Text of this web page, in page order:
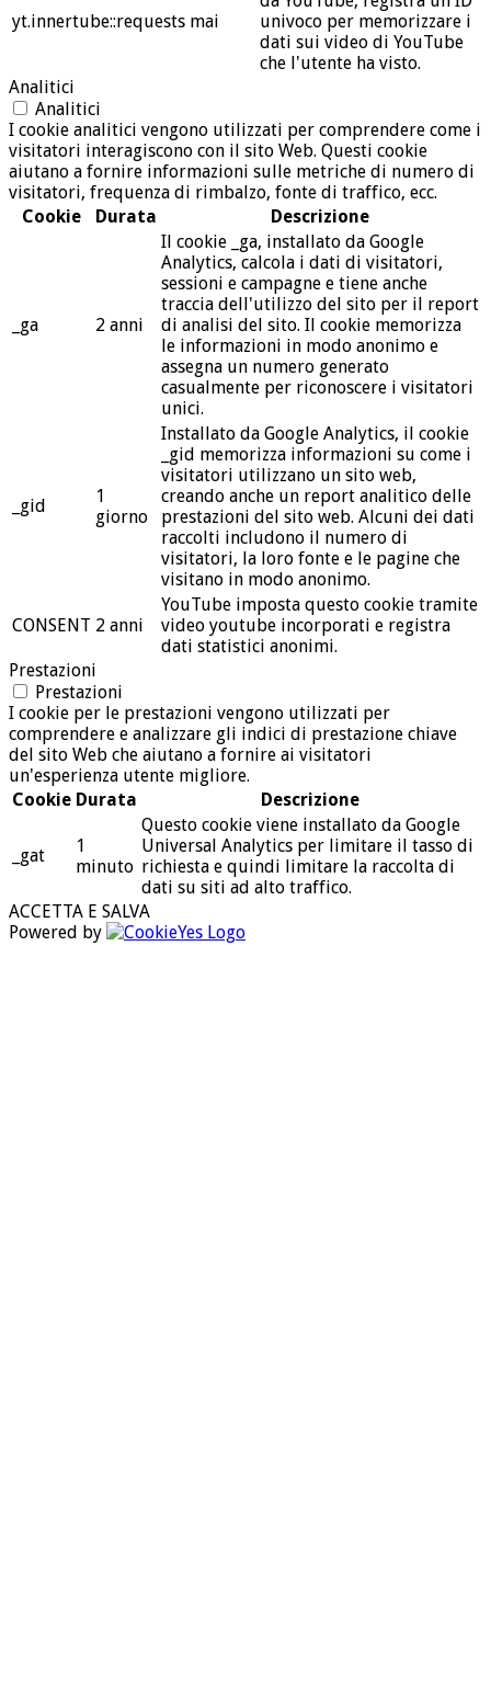
yt.innertube::requests mai
univoco per memorizzare i
dati sui video di YouTube
che l'utente ha visto.
Analitici
Analitici
I cookie analitici vengono utilizzati per comprendere come i
visitatori interagiscono con il sito Web. Questi cookie
aiutano a fornire informazioni sulle metriche di numero di
visitatori, frequenza di rimbalzo, fonte di traffico, ecc.
Cookie
Durata Descrizione
_ga 2 anni
Il cookie _ga, installato da Google
Analytics, calcola i dati di visitatori,
sessioni e campagne e tiene anche
traccia dell'utilizzo del sito per il report
di analisi del sito. Il cookie memorizza
le informazioni in modo anonimo e
assegna un numero generato
casualmente per riconoscere i visitatori
unici.
_gid
1
giorno
Installato da Google Analytics, il cookie
_gid memorizza informazioni su come i
visitatori utilizzano un sito web,
creando anche un report analitico delle
prestazioni del sito web. Alcuni dei dati
raccolti includono il numero di
visitatori, la loro fonte e le pagine che
visitano in modo anonimo.
CONSENT 2 anni
YouTube imposta questo cookie tramite
video youtube incorporati e registra
dati statistici anonimi.
Prestazioni
Prestazioni
I cookie per le prestazioni vengono utilizzati per
comprendere e analizzare gli indici di prestazione chiave
del sito Web che aiutano a fornire ai visitatori
un'esperienza utente migliore.
Cookie Durata Descrizione
_gat
1
minuto
Questo cookie viene installato da Google
Universal Analytics per limitare il tasso di
richiesta e quindi limitare la raccolta di
dati su siti ad alto traffico.
ACCETTA E SALVA
Powered by